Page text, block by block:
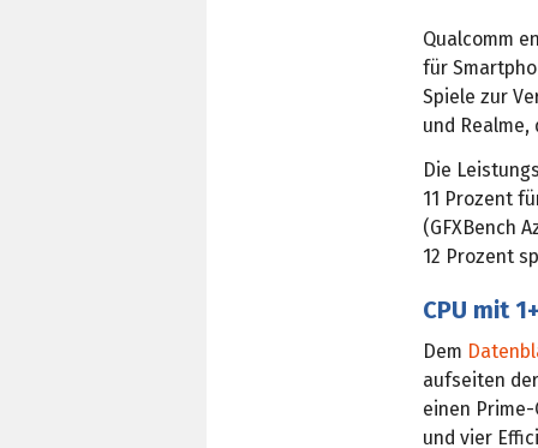
Qualcomm
für
Spiele zur
und
Die
11 Prozent
(GFXBench
12 Prozent
CPU mit
Dem
aufseiten
einen Prime-
und vier